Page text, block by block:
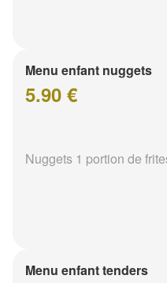
Menu enfant nuggets
5.90 €
Nuggets 1 portion de
Menu enfant tenders